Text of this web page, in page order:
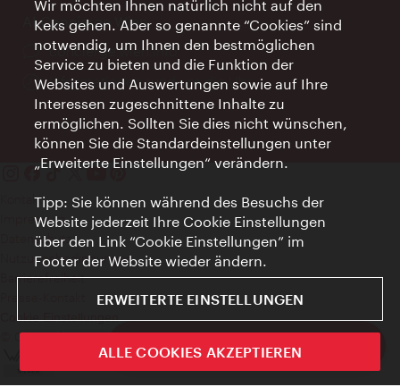
ivie - Die offizielle City Guide App
AI Concierge Wien
Ort:
concierge.wien.info
Öffnungszeiten:
Informationen rund um die Uhr
Kontakt
Impressum
Datenschutz
Nutzungsbedingungen
Barrierefreiheit
Cookie Einstellungen
© Copyright WienTourismus
Wir möchten Ihnen natürlich nicht auf den
Keks gehen. Aber so genannte “Cookies” sind
notwendig, um Ihnen den bestmöglichen
Service zu bieten und die Funktion der
Websites und Auswertungen sowie auf Ihre
Interessen zugeschnittene Inhalte zu
ermöglichen. Sollten Sie dies nicht wünschen,
können Sie die Standardeinstellungen unter
„Erweiterte Einstellungen“ verändern.
Tipp: Sie können während des Besuchs der
Website jederzeit Ihre Cookie Einstellungen
über den Link “Cookie Einstellungen” im
Footer der Website wieder ändern.
ERWEITERTE EINSTELLUNGEN
ALLE COOKIES AKZEPTIEREN